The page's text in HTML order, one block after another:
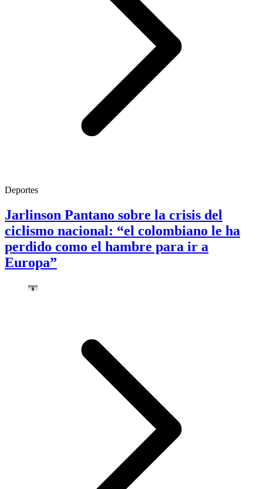
Deportes
Jarlinson Pantano sobre la crisis del
ciclismo nacional: “el colombiano le ha
perdido como el hambre para ir a
Europa”